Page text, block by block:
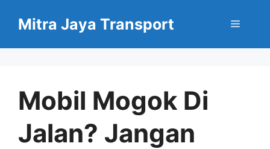
Mitra Jaya Transport Menu
Mobil Mogok Di
Jalan? Jangan